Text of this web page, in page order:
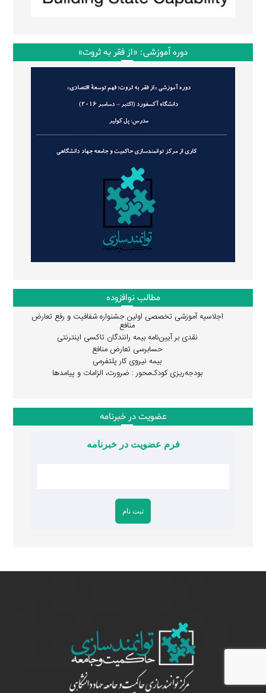
دوره آموزشی: «از فقر به ثروت»
مطالب نوافزوده
اجلاسیه آموزشی تخصصی اولین جشنواره شفافیت و رفع تعارض
منافع
نقدی بر آیین‌نامه بیمه رانندگان تاکسی اینترنتی
حسابرسی تعارض منافع
بیمه نیروی کار پلتفرمی
بودجه‌ریزی کودک‌محور : ضرورت، الزامات و پیامدها
عضویت در خبرنامه
فرم عضویت در خبرنامه